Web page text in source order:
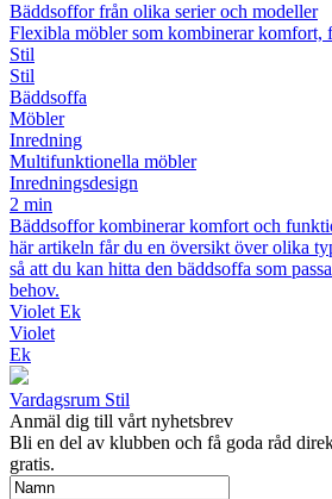
Bäddsoffor från olika serier och modeller
Flexibla möbler som kombinerar komfort,
Stil
Stil
Bäddsoffa
Möbler
Inredning
Multifunktionella möbler
Inredningsdesign
2 min
Bäddsoffor kombinerar komfort och
här artikeln får du en översikt över olika
så att du kan hitta den bäddsoffa som
behov.
Violet Ek
Violet
Ek
Vardagsrum Stil
Anmäl dig till vårt nyhetsbrev
Bli en del av klubben och få goda råd
gratis.